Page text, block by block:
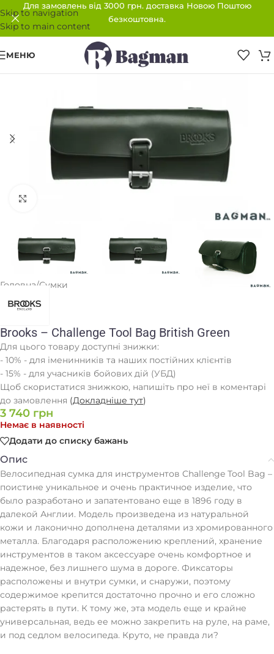
Skip to navigation
Skip to main content
Для замовлень від 3000 грн. доставка Новою Поштою
безкоштовна.
МЕНЮ
Головна/Сумки
Brooks – Challenge Tool Bag British Green
Для цього товару доступні знижки:
- 10% - для іменинників та наших постійних клієнтів
- 15% - для учасників бойових дій (УБД)
Щоб скористатися знижкою, напишіть про неї в коментарі
до замовлення (Докладніше тут)
3 740 грн
Немає в наявності
Додати до списку бажань
Опис
Велосипедная сумка для инструментов Challenge Tool Bag –
поистине уникальное и очень практичное изделие, что
было разработано и запатентовано еще в 1896 году в
далекой Англии. Модель произведена из натуральной
кожи и лаконично дополнена деталями из хромированного
металла. Благодаря расположению креплений, хранение
инструментов в таком аксессуаре очень комфортное и
надежное, без лишнего шума в дороге. Фиксаторы
расположены и внутри сумки, и снаружи, поэтому
содержимое крепится достаточно прочно и его сложно
растерять в пути. К тому же, эта модель еще и крайне
универсальная, ведь ее можно закрепить на руле, на раме,
и под седлом велосипеда. Круто, не правда ли?